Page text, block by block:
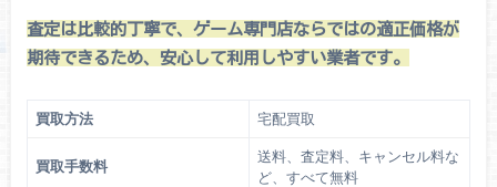
査定は比較的丁寧で、ゲーム専門店ならではの適正価格が
期待できるため、安心して利用しやすい業者です。
買取方法 宅配買取
買取手数料
送料、査定料、キャンセル料な
ど、すべて無料